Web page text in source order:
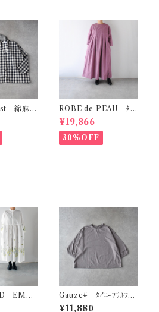
綿麻ｷﾞ
ﾗｰｼﾞｬｹｯ
ROBE de PEAU ﾀｯ
ｸﾜﾝﾋﾟｰｽ(ﾌﾟﾗﾑ) R34
2
¥19,866
30%OFF
EMB
ﾜﾝﾋﾟｰｽ
Gauze# ﾀｲﾆｰﾌﾘﾙﾌﾟﾙ
ｵｰﾊﾞｰ (ｸﾞﾚｰｼﾞｭ) G11
¥11,880